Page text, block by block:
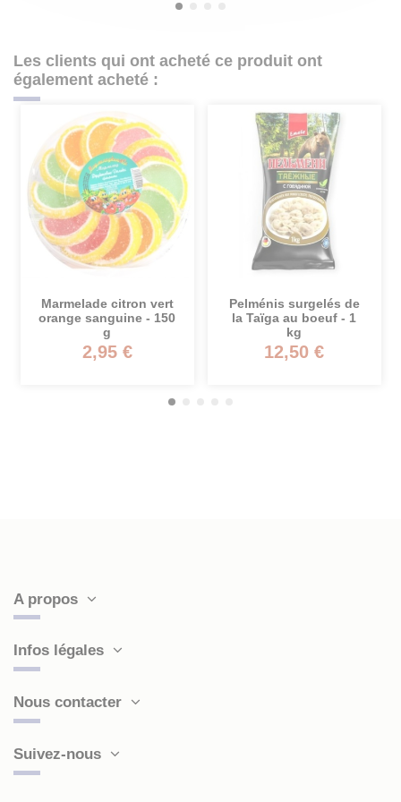
Les clients qui ont acheté ce produit ont
également acheté :
surgelés de
au boeuf - 1
Sprats fumés à l'ail -
160 g
Collation
A propos
Infos légales
Nous contacter
Suivez-nous